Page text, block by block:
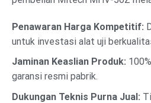
Penawaran Harga Kompetitif:
untuk investasi alat uji
Jaminan Keaslian Produk:
garansi resmi pabrik.
Dukungan Teknis Purna Jual: